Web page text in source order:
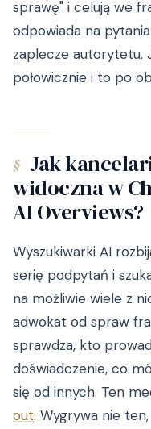
sprawę" i celują we
odpowiada na
zaplecze autorytetu.
połowicznie i to po
§ Jak
widoczna w
AI Overviews?
Wyszukiwarki AI
serię podpytań i
na możliwie wiele z
adwokat od spraw
sprawdza, kto
doświadczenie, co
się od innych. Ten
out. Wygrywa nie